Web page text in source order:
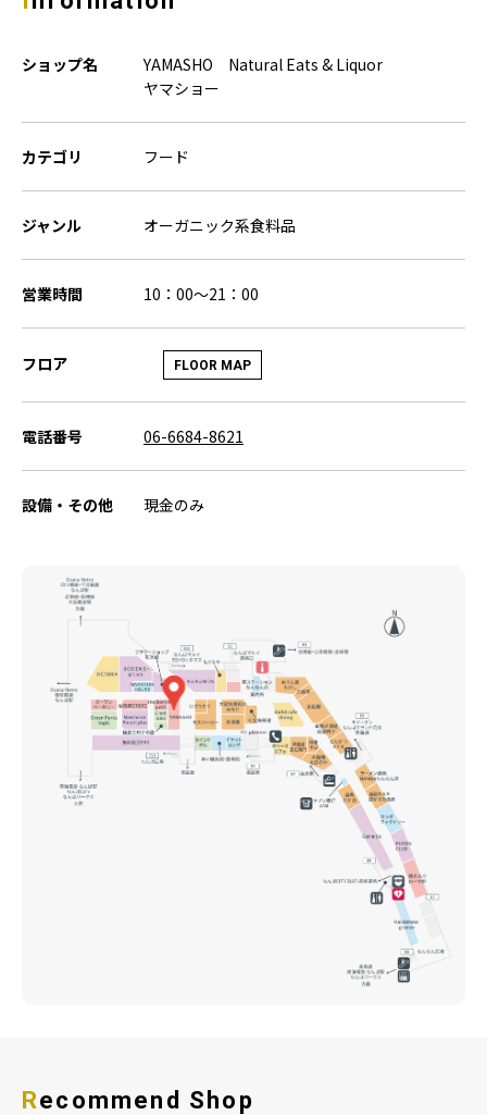
ショップ名
YAMASHO Natural Eats & Liquor
ヤマショー
カテゴリ フード
ジャンル オーガニック系食料品
営業時間 10：00～21：00
フロア FLOOR MAP
電話番号 06-6684-8621
設備・その他 現金のみ
Recommend Shop